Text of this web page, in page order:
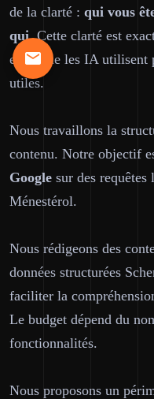
de la clarté : qui vous
qui. Cette clarté est
et ce que les IA utilisent
utiles.
Nous travaillons la
contenu. Notre objectif
Google sur des
Ménestérol.
Nous rédigeons des
données structurées
faciliter la
Le budget dépend du
fonctionnalités.
Nous proposons un